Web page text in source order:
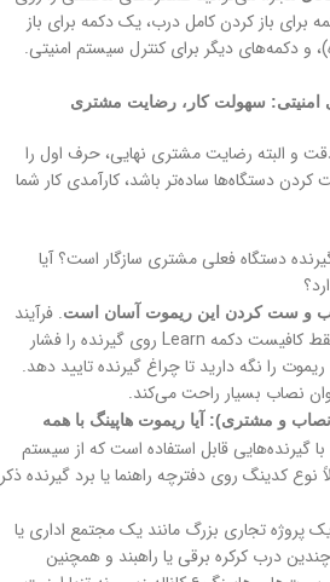
برای باز کردن کامل درب، یک دکمه برای باز
و دکمه‌های دیگر برای کنترل سیستم امنیتی.
و البته رضایت مشتری نهایی، حرف اول را
دستگاه‌ها ساده‌تر باشد، کارآمدی کار شما
دستگاه فعلی مشتری سازگار است؟ آیا
و ست کردن این ریموت آسان است. فرآیند
کددهی آن بسیار ساده است و فقط کافیست دکمه Learn روی گیرنده را فشار
را نگه دارید تا چراغ گیرنده تایید دهد.
نصاب بسیار راحت می‌کند.
و مشتری): آیا ریموت هاپینگ با همه
گیرنده‌هایی قابل استفاده است که از سیستم
کدینگ روی دفترچه راهنما یا برد گیرنده ذکر
پروژه تجاری بزرگ مانند یک مجتمع اداری یا
درب کرکره برقی یا راهبند و همچنین